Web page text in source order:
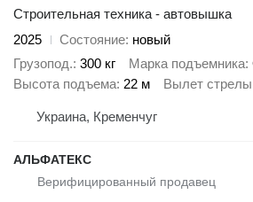
Строительная техника - автовышка
2025
Состояние новый
Грузопод. 300 кг Марка подъемника
Высота подъема 22 м Вылет стрелы
Украина, Кременчуг
АЛЬФАТЕКС